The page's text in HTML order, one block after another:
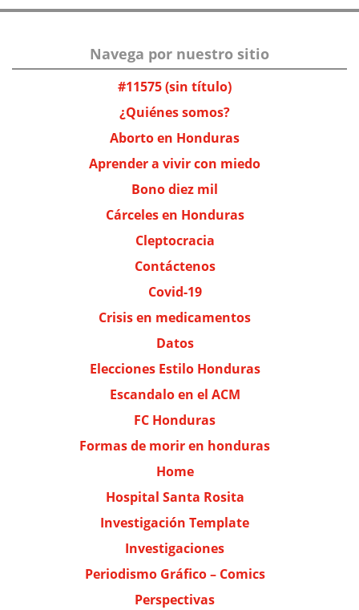
Navega por nuestro sitio
#11575 (sin título)
¿Quiénes somos?
Aborto en Honduras
Aprender a vivir con miedo
Bono diez mil
Cárceles en Honduras
Cleptocracia
Contáctenos
Covid-19
Crisis en medicamentos
Datos
Elecciones Estilo Honduras
Escandalo en el ACM
FC Honduras
Formas de morir en honduras
Home
Hospital Santa Rosita
Investigación Template
Investigaciones
Periodismo Gráfico – Comics
Perspectivas